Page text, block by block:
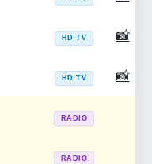
HD TV 📸
HD TV 📸
RADIO
RADIO